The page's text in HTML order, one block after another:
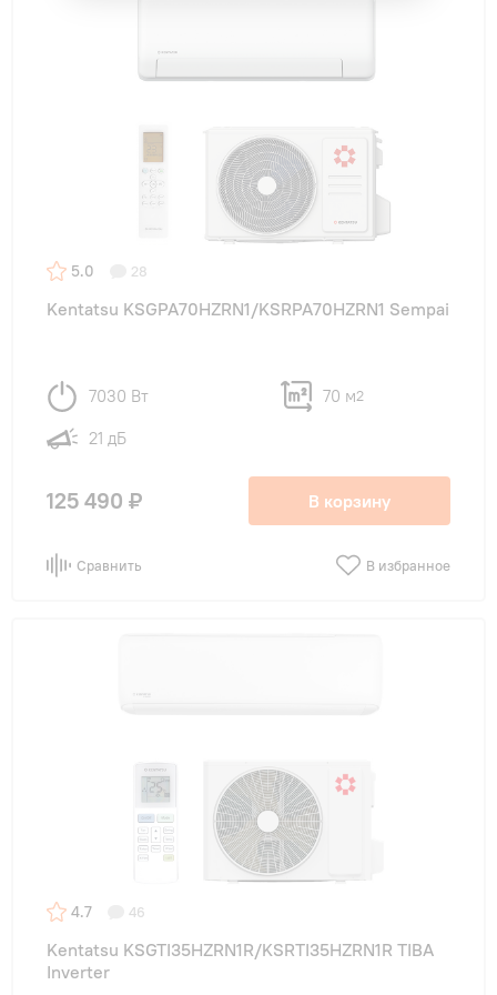
5.0 28
Kentatsu KSGPA70HZRN1/KSRPA70HZRN1 Sempai
7030 Вт 70 м2
21 дБ
125 490 ₽ В корзину
Сравнить В избранное
4.7 46
Kentatsu KSGTI35HZRN1R/KSRTI35HZRN1R TIBA
Inverter